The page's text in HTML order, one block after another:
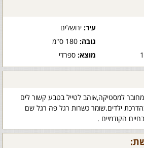
עיר:ירושלים
גובה:180 ס"מ
מוצא:ספרדי
למסטיקה,אוהב לטייל בטבע קשור לים
ילדים.שומר כשרות רגל פה רגל שם
הקודמיים .